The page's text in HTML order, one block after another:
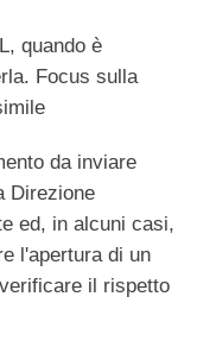
quando è
Focus sulla
da inviare
Direzione
ed, in alcuni casi,
l'apertura di un
il rispetto